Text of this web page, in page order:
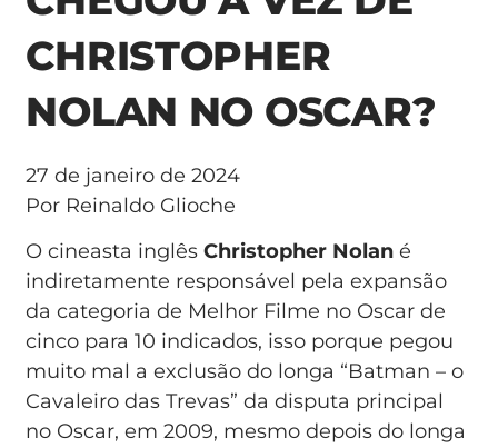
CHRISTOPHER
NOLAN NO OSCAR?
27 de janeiro de 2024
Por Reinaldo Glioche
O cineasta inglêsChristopher Nolan é
indiretamente responsável pela expansão
da categoria de Melhor Filme no Oscar de
cinco para 10 indicados, isso porque pegou
muito mal a exclusão do longa “Batman – o
Cavaleiro das Trevas” da disputa principal
no Oscar, em 2009, mesmo depois do longa